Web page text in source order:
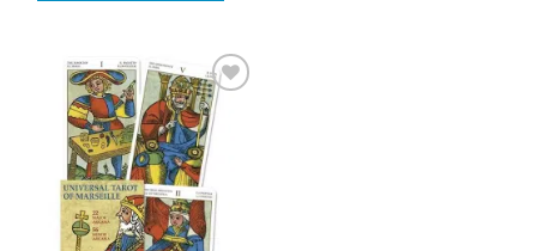
Adicionar
aos meus
desejos